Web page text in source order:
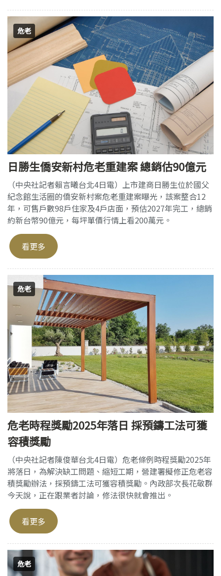
危老
日勝生僑安新村危老重建案 總銷估90億元
（中央社記者賴言曦台北4日電）上市建商日勝生位於國父
紀念館生活圈的僑安新村案危老重建案曝光，該案整合12
年，可售戶數98戶住家及4戶店面，預估2027年完工，總銷
約新台幣90億元，每坪單價行情上看200萬元。
看更多
危老
危老時程獎勵2025年落日 採預鑄工法可獲
容積獎勵
（中央社記者陳俊華台北4日電）危老條例時程獎勵2025年
將落日，為解決缺工問題、縮短工期，營建署擬修正危老容
積獎勵辦法，採預鑄工法可獲容積獎勵。內政部次長花敬群
今天說，正在跟業者討論，修法很快就會推出。
看更多
危老